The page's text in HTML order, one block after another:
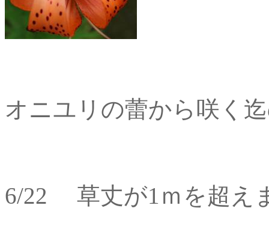
オニユリの蕾から咲く
6/22 草丈が1ｍを超え